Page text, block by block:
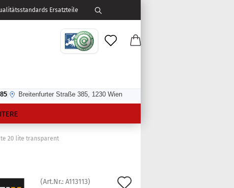
Ersatzteile
Breitenfurter Straße 385, 1230 Wien
20 lite transparent
(Art.Nr.:A113113)